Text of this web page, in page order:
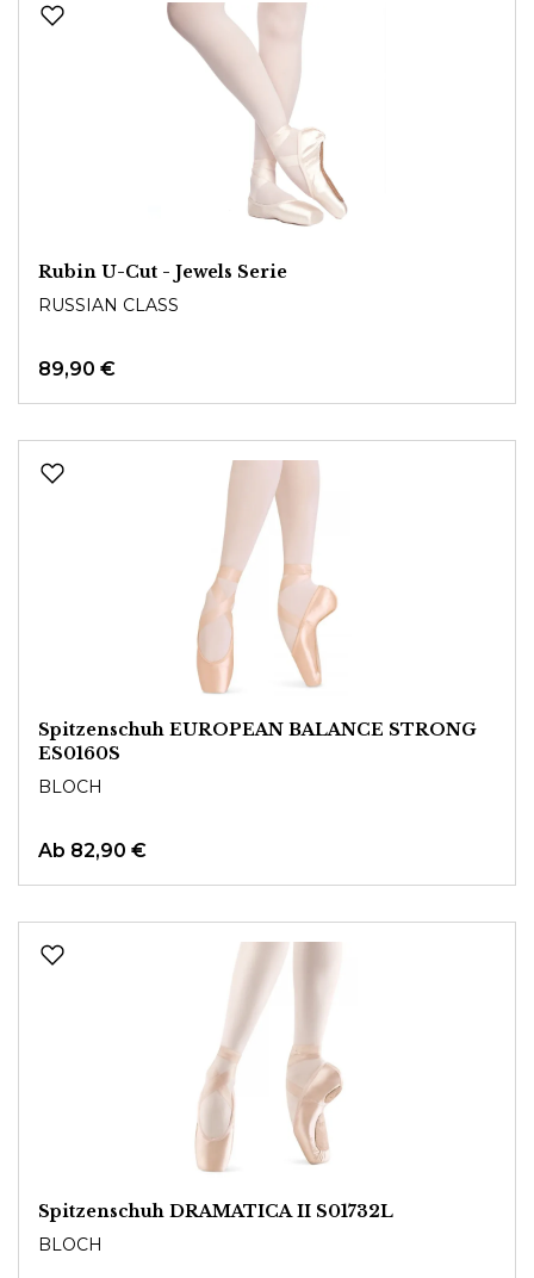
Rubin U-Cut - Jewels Serie
RUSSIAN CLASS
89,90 €
Spitzenschuh EUROPEAN BALANCE STRONG
ES0160S
BLOCH
Ab 82,90 €
Spitzenschuh DRAMATICA II S01732L
BLOCH